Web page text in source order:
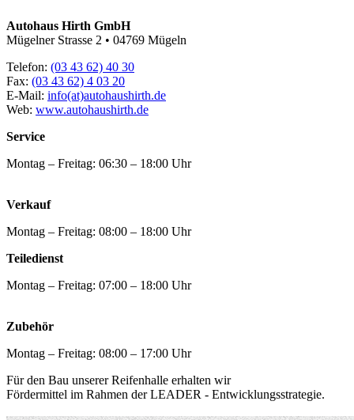
Autohaus Hirth GmbH
Mügelner Strasse 2 • 04769 Mügeln
Telefon: (03 43 62) 40 30
Fax: (03 43 62) 4 03 20
E-Mail: info(at)autohaushirth.de
Web: www.autohaushirth.de
Service
Montag – Freitag: 06:30 – 18:00 Uhr
Verkauf
Montag – Freitag: 08:00 – 18:00 Uhr
Teiledienst
Montag – Freitag: 07:00 – 18:00 Uhr
Zubehör
Montag – Freitag: 08:00 – 17:00 Uhr
Für den Bau unserer Reifenhalle erhalten wir
Fördermittel im Rahmen der LEADER - Entwicklungsstrategie.